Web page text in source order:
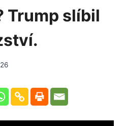
Trump slíbil